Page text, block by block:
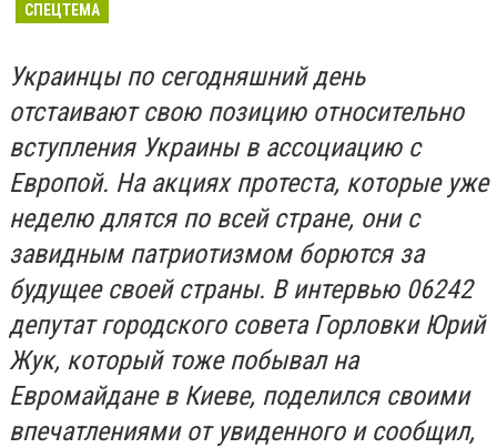
СПЕЦТЕМА
Украинцы по сегодняшний день
отстаивают свою позицию относительно
вступления Украины в ассоциацию с
Европой. На акциях протеста, которые уже
неделю длятся по всей стране, они с
завидным патриотизмом борются за
будущее своей страны. В интервью 06242
депутат городского совета Горловки Юрий
Жук, который тоже побывал на
Евромайдане в Киеве, поделился своими
впечатлениями от увиденного и сообщил,